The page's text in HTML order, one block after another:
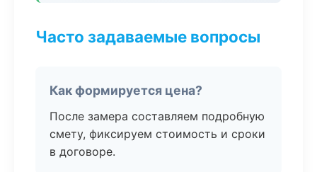
Часто задаваемые вопросы
Как формируется цена?
После замера составляем подробную
смету, фиксируем стоимость и сроки
в договоре.